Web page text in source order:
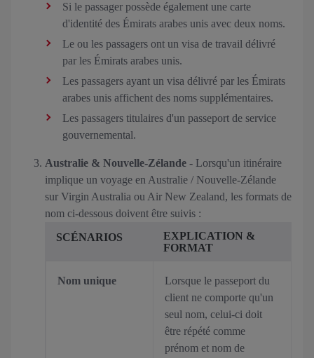
Si le passager possède également une carte
d'identité des Émirats arabes unis avec deux noms.
Le ou les passagers ont un visa de travail délivré
par les Émirats arabes unis.
Les passagers ayant un visa délivré par les Émirats
arabes unis affichent des noms supplémentaires.
Les passagers titulaires d'un passeport de service
gouvernemental.
Australie & Nouvelle-Zélande - Lorsqu'un itinéraire
implique un voyage en Australie / Nouvelle-Zélande
sur Virgin Australia ou Air New Zealand, les formats de
nom ci-dessous doivent être suivis :
SCÉNARIOS
EXPLICATION &
FORMAT
Nom unique
Lorsque le passeport du
client ne comporte qu'un
seul nom, celui-ci doit
être répété comme
prénom et nom de